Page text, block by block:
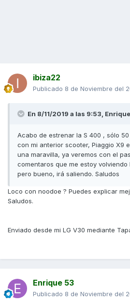
ibiza22
Publicado 8 de Noviembre del
En 8/11/2019 a las 9:53,
Acabo de estrenar la S 400 , sólo
con mi anterior scooter, Piaggio X9
una maravilla, ya veremos con el
comentaros que me estoy
pero bueno, irá saliendo. Saludos
Loco con noodoe ? Puedes explicar
Saludos.
Enviado desde mi LG V30 mediante
Enrique 53
Publicado 8 de Noviembre del